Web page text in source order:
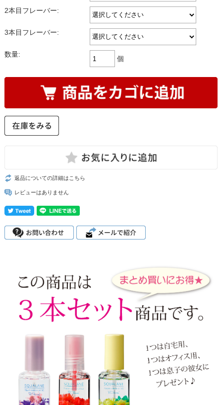
2本目フレーバー:
3本目フレーバー:
数量:
個
返品についての詳細はこちら
レビューはありません